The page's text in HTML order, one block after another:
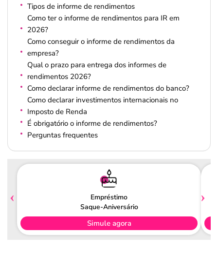
Tipos de informe de rendimentos
Como ter o informe de rendimentos para IR em
2026?
Como conseguir o informe de rendimentos da
empresa?
Qual o prazo para entrega dos informes de
rendimentos 2026?
Como declarar informe de rendimentos do banco?
Como declarar investimentos internacionais no
Imposto de Renda
É obrigatório o informe de rendimentos?
Perguntas frequentes
Empréstimo
Saque-Aniversário
Simule agora